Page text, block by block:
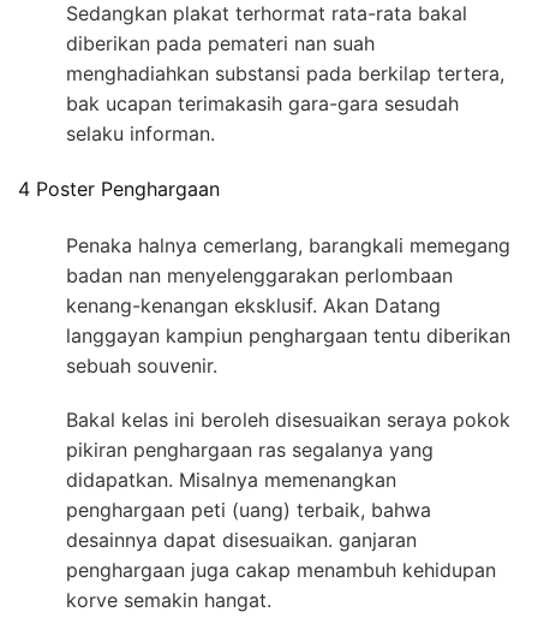
Sedangkan plakat terhormat rata-rata bakal
diberikan pada pemateri nan suah
menghadiahkan substansi pada berkilap tertera,
bak ucapan terimakasih gara-gara sesudah
selaku informan.
4 Poster Penghargaan
Penaka halnya cemerlang, barangkali memegang
badan nan menyelenggarakan perlombaan
kenang-kenangan eksklusif. Akan Datang
langgayan kampiun penghargaan tentu diberikan
sebuah souvenir.
Bakal kelas ini beroleh disesuaikan seraya pokok
pikiran penghargaan ras segalanya yang
didapatkan. Misalnya memenangkan
penghargaan peti (uang) terbaik, bahwa
desainnya dapat disesuaikan. ganjaran
penghargaan juga cakap menambuh kehidupan
korve semakin hangat.